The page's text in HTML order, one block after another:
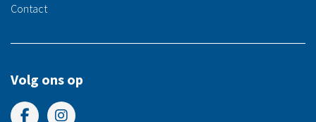
Contact
Volg ons op